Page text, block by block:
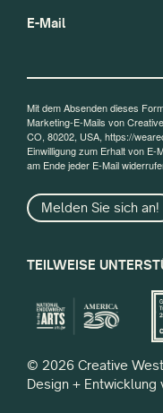
E-Mail
Mit dem Absenden dieses
Marketing-E-Mails von
CO, 80202, USA, https://
Einwilligung zum Erhalt von
am Ende jeder E-Mail
Melden Sie sich an!
TEILWEISE
© 2026 Creative West
Design + Entwicklung